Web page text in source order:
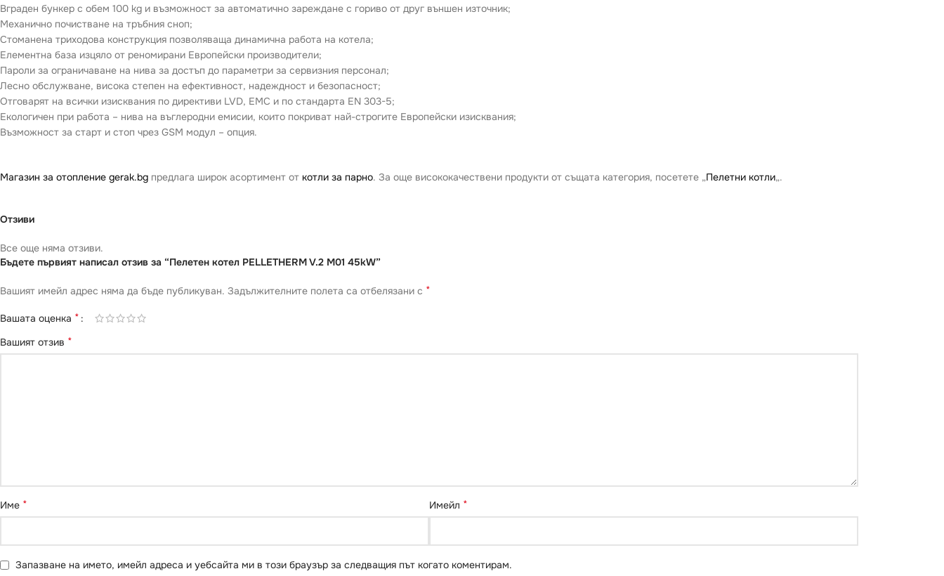
Вграден бункер с обем 100 kg и възможност за автоматично зареждане с гориво от друг външен източник;
Механично почистване на тръбния сноп;
Стоманена триходова конструкция позволяваща динамична работа на котела;
Елементна база изцяло от реномирани Европейски производители;
Пароли за ограничаване на нива за достъп до параметри за сервизния персонал;
Лесно обслужване, висока степен на ефективност, надеждност и безопасност;
Отговарят на всички изисквания по директиви LVD, EMC и по стандарта EN 303-5;
Екологичен при работа – нива на въглеродни емисии, които покриват най-строгите Европейски изисквания;
Възможност за старт и стоп чрез GSM модул – опция.
Магазин за отопление gerak.bg предлага широк асортимент от котли за парно. За още висококачествени продукти от същата категория, посетете „Пелетни котли„.
Отзиви
Все още няма отзиви.
Бъдете първият написал отзив за “Пелетен котел PELLETHERM V.2 M01 45kW”
Вашият имейл адрес няма да бъде публикуван. Задължителните полета са отбелязани с *
Вашата оценка *
Вашият отзив *
Име * Имейл *
Запазване на името, имейл адреса и уебсайта ми в този браузър за следващия път когато коментирам.